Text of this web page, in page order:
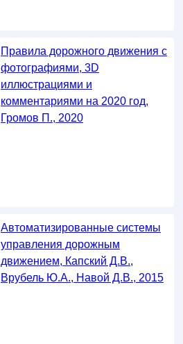
Правила дорожного движения с
фотографиями, 3D
иллюстрациями и
комментариями на 2020 год,
Громов П., 2020
Автоматизированные системы
управления дорожным
движением, Капский Д.В.,
Врубель Ю.А., Навой Д.В., 2015